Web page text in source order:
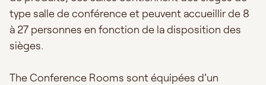
type salle de conférence et peuvent accueillir de 8
à 27 personnes en fonction de la disposition des
sièges.
The Conference Rooms sont équipées d'un